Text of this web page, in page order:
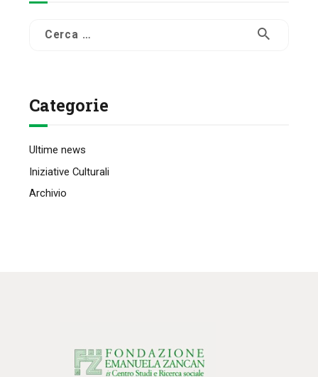
Ricerca
Categorie
Ultime news
Iniziative Culturali
Archivio